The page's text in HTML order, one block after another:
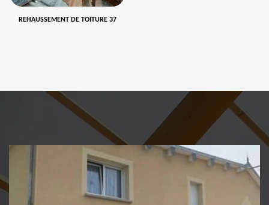
REHAUSSEMENT DE TOITURE 37